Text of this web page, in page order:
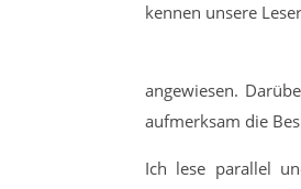
kennen unsere
angewiesen.
aufmerksam die
Ich lese parallel